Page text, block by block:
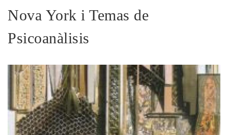
Nova York i Temas de
Psicoanàlisis